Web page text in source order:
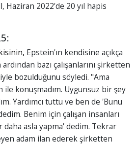
Haziran 2022'de 20 yıl hapis
Epstein'ın kendisine açıkça
bazı çalışanlarını şirketten
bozulduğunu söyledi. "Ama
ile konuşmadım. Uygunsuz bir şey
Yardımcı tuttu ve ben de 'Bunu
Benim için çalışan insanları
daha asla yapma' dedim. Tekrar
adam ilan ederek şirketten